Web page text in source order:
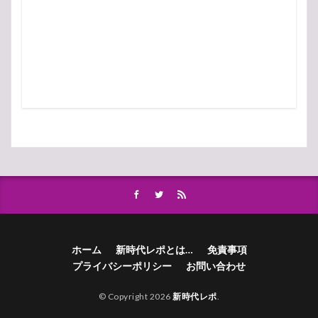
ホーム 新時代レポとは…
免責事項
プライバシーポリシー
お問い合わせ
© Copyright 2026新時代レポ.